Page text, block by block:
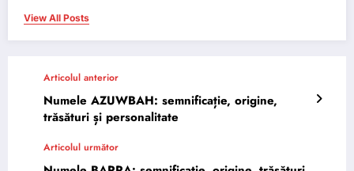
View All Posts
Articolul anterior
Numele AZUWBAH: semnificație, origine,
trăsături și personalitate
Articolul următor